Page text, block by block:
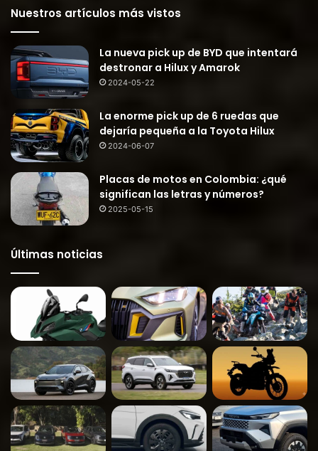
Nuestros artículos más vistos
La nueva pick up de BYD que intentará
destronar a Hilux y Amarok
2024-05-22
La enorme pick up de 6 ruedas que
dejaría pequeña a la Toyota Hilux
2024-06-07
Placas de motos en Colombia: ¿qué
significan las letras y números?
2025-05-15
Últimas noticias